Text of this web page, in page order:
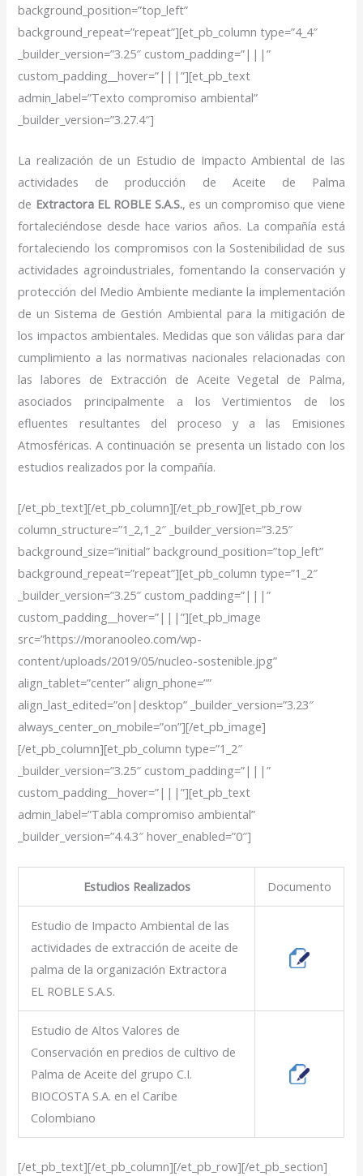
background_position=”top_left”
background_repeat=”repeat”][et_pb_column type=”4_4″
_builder_version=”3.25″ custom_padding=”|||”
custom_padding__hover=”|||”][et_pb_text
admin_label=”Texto compromiso ambiental”
_builder_version=”3.27.4″]
La realización de un Estudio de Impacto Ambiental de las
actividades de producción de Aceite de Palma
de Extractora EL ROBLE S.A.S., es un compromiso que viene
fortaleciéndose desde hace varios años. La compañía está
fortaleciendo los compromisos con la Sostenibilidad de sus
actividades agroindustriales, fomentando la conservación y
protección del Medio Ambiente mediante la implementación
de un Sistema de Gestión Ambiental para la mitigación de
los impactos ambientales. Medidas que son válidas para dar
cumplimiento a las normativas nacionales relacionadas con
las labores de Extracción de Aceite Vegetal de Palma,
asociados principalmente a los Vertimientos de los
efluentes resultantes del proceso y a las Emisiones
Atmosféricas. A continuación se presenta un listado con los
estudios realizados por la compañía.
[/et_pb_text][/et_pb_column][/et_pb_row][et_pb_row
column_structure=”1_2,1_2″ _builder_version=”3.25″
background_size=”initial” background_position=”top_left”
background_repeat=”repeat”][et_pb_column type=”1_2″
_builder_version=”3.25″ custom_padding=”|||”
custom_padding__hover=”|||”][et_pb_image
src=”https://moranooleo.com/wp-
content/uploads/2019/05/nucleo-sostenible.jpg”
align_tablet=”center” align_phone=””
align_last_edited=”on|desktop” _builder_version=”3.23″
always_center_on_mobile=”on”][/et_pb_image]
[/et_pb_column][et_pb_column type=”1_2″
_builder_version=”3.25″ custom_padding=”|||”
custom_padding__hover=”|||”][et_pb_text
admin_label=”Tabla compromiso ambiental”
_builder_version=”4.4.3″ hover_enabled=”0″]
Estudios Realizados Documento
Estudio de Impacto Ambiental de las
actividades de extracción de aceite de
palma de la organización Extractora
EL ROBLE S.A.S.
Estudio de Altos Valores de
Conservación en predios de cultivo de
Palma de Aceite del grupo C.I.
BIOCOSTA S.A. en el Caribe
Colombiano
[/et_pb_text][/et_pb_column][/et_pb_row][/et_pb_section]